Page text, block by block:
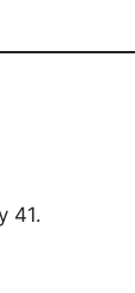
41.